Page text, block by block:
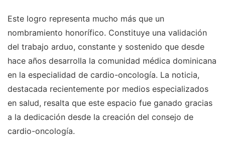
Este logro representa mucho más que un
nombramiento honorífico. Constituye una validación
del trabajo arduo, constante y sostenido que desde
hace años desarrolla la comunidad médica dominicana
en la especialidad de cardio-oncología. La noticia,
destacada recientemente por medios especializados
en salud, resalta que este espacio fue ganado gracias
a la dedicación desde la creación del consejo de
cardio-oncología.